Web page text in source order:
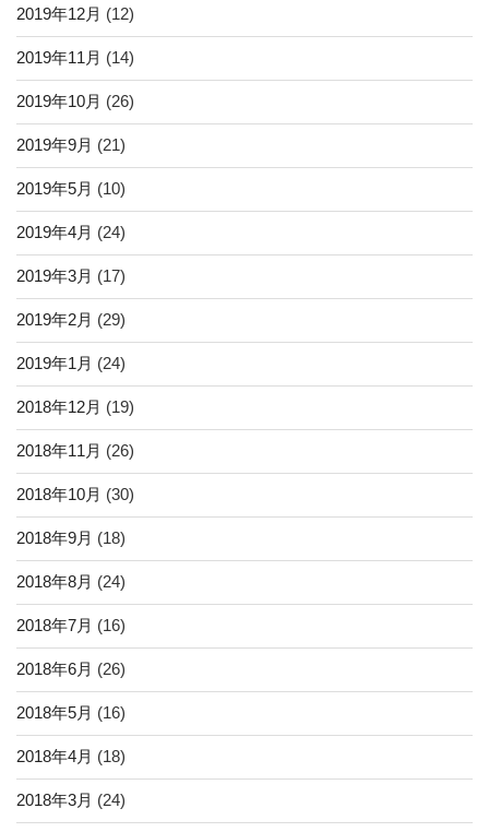
2019年12月 (12)
2019年11月 (14)
2019年10月 (26)
2019年9月 (21)
2019年5月 (10)
2019年4月 (24)
2019年3月 (17)
2019年2月 (29)
2019年1月 (24)
2018年12月 (19)
2018年11月 (26)
2018年10月 (30)
2018年9月 (18)
2018年8月 (24)
2018年7月 (16)
2018年6月 (26)
2018年5月 (16)
2018年4月 (18)
2018年3月 (24)